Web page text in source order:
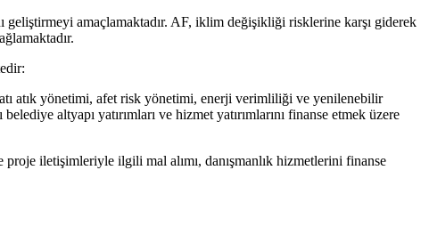
geliştirmeyi amaçlamaktadır. AF, iklim değişikliği risklerine karşı giderek
atık yönetimi, afet risk yönetimi, enerji verimliliği ve yenilenebilir
altyapı yatırımları ve hizmet yatırımlarını finanse etmek üzere
iletişimleriyle ilgili mal alımı, danışmanlık hizmetlerini finanse